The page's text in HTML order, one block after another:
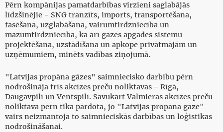
Pērn kompānijas pamatdarbības virzieni saglabājās
līdzšinējie - SNG tranzīts, imports, transportēšana,
fasēšana, uzglabāšana, vairumtirdzniecība un
mazumtirdzniecība, kā arī gāzes apgādes sistēmu
projektēšana, uzstādīšana un apkope privātmājām un
uzņēmumiem, minēts vadības ziņojumā.
"Latvijas propāna gāzes" saimniecisko darbību pērn
nodrošināja trīs akcīzes preču noliktavas - Rīgā,
Daugavpilī un Ventspilī. Savukārt Valmieras akcīzes preču
noliktava pērn tika pārdota, jo "Latvijas propāna gāze"
vairs neizmantoja to saimnieciskās darbības un loģistikas
nodrošināšanai.